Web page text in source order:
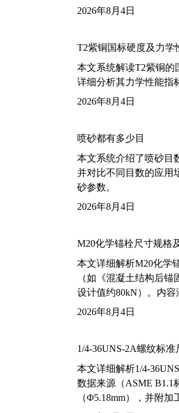
2026年8月4日
T2紫铜国标硬度及力学
本文系统解读T2紫铜的
详细分析其力学性能指
2026年8月4日
喷砂都有多少目
本文系统介绍了喷砂目
并对比不同目数的应用
砂参数。
2026年8月4日
M20化学锚栓尺寸规格
本文详细解析M20化学
（如《混凝土结构后
设计值约80kN）。内
2026年8月4日
1/4-36UNS-2A螺纹标准
本文详细解析1/4-
数据来源（ASME B1.1
（Φ5.18mm），并附加